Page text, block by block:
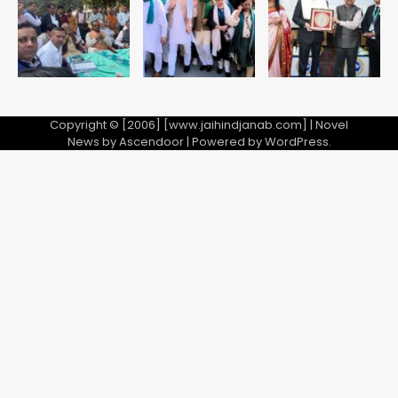
Copyright © [2006] [www.jaihindjanab.com] | Novel
News byAscendoor| Powered byWordPress.